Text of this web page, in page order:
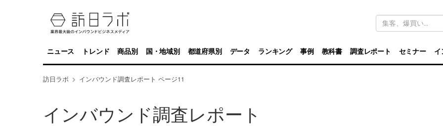
キ
ワ
ド
検
索
ニュース トレンド 商品別 国・地域別 都道府県別 データ ランキング 事例 教科書 調査レポート セミナー イ
訪日ラボ インバウンド調査レポート ページ11
インバウンド調査レポート